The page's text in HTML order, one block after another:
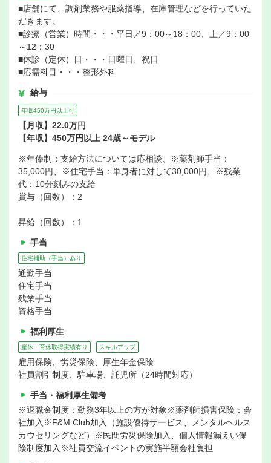
■店舗にて、調剤業務や服薬指導、在庫管理などを行っていた
だきます。
■診療（営業）時間・・・平日／9：00～18：00、土／9：00
～12：30
■休診（定休）日・・・日曜日、祝日
■応需科目・・・整形外科
給与
年収450万円以上可
【月収】22.0万円
【年収】450万円以上 24歳～モデル
※年俸制：支給方法については応相談、※薬剤師手当：
35,000円、※住宅手当：単身者に対して30,000円、※残業
代：10分刻みの支給
賞与（回数）：2
昇給（回数）：1
手当
住宅補助（手当）あり
通勤手当
住宅手当
残業手当
資格手当
福利厚生
産休・育休取得実績有り スキルアップ
雇用保険、労災保険、厚生年金保険
社員割引制度、駐車場、託児所（24時間対応）
手当・福利厚生備考
※退職金制度：勤務3年以上の方が対象※薬剤師損害保険：会
社加入※F&M Club加入（施設優待サービス、メンタルヘルス
カウセリングなど）※民間労災保険加入、個人情報漏えい保
険制度加入※社員交流イベントの実施半額会社負担